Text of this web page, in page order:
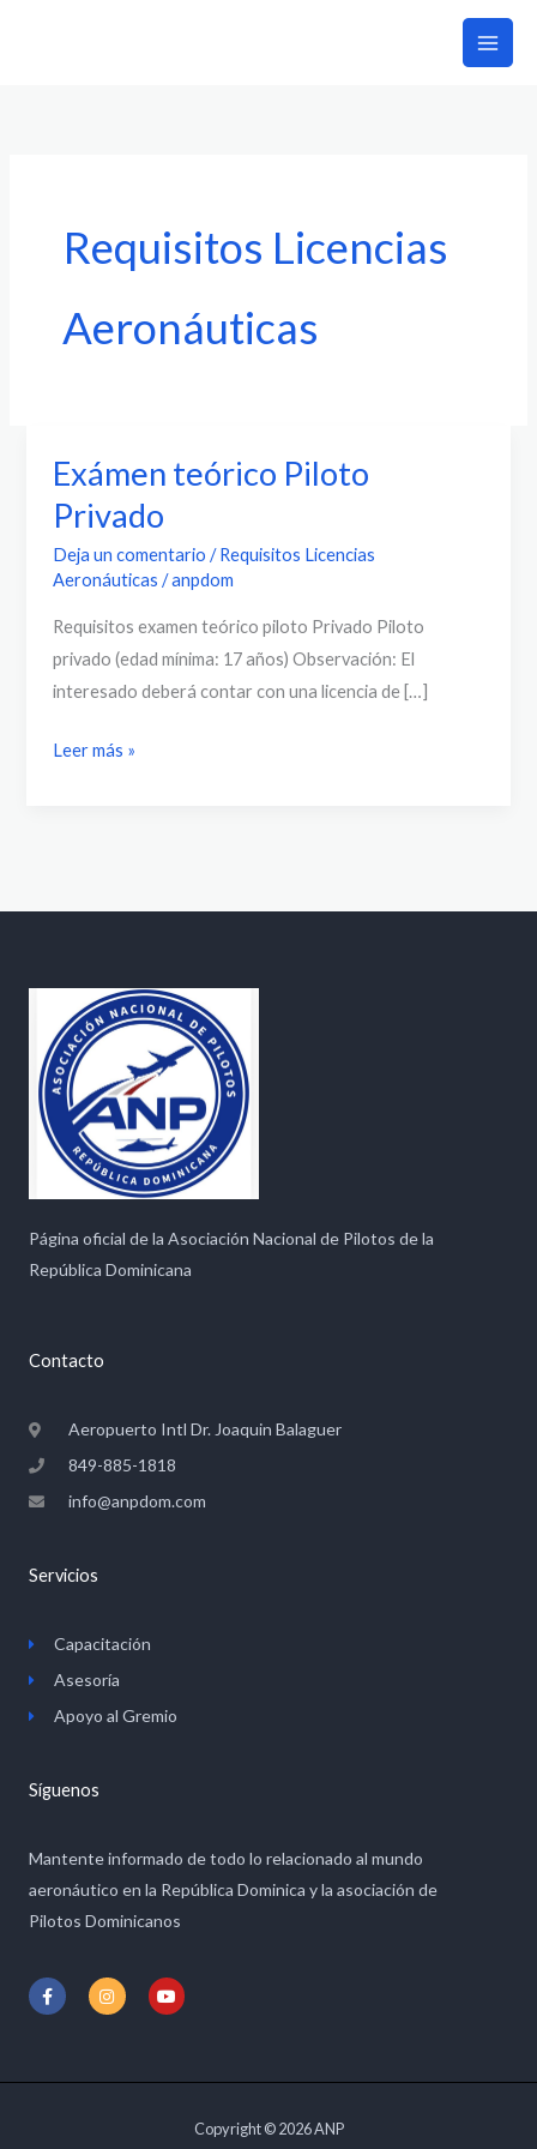
Requisitos Licencias
Aeronáuticas
Exámen teórico Piloto
Privado
Deja un comentario /Requisitos Licencias
Aeronáuticas /anpdom
Requisitos examen teórico piloto Privado Piloto
privado (edad mínima: 17 años) Observación: El
interesado deberá contar con una licencia de […]
Exámen
teórico
Piloto
Privado
Leer más »
Página oficial de la Asociación Nacional de Pilotos de la
República Dominicana
Contacto
Aeropuerto Intl Dr. Joaquin Balaguer
849-885-1818
info@anpdom.com
Servicios
Capacitación
Asesoría
Apoyo al Gremio
Síguenos
Mantente informado de todo lo relacionado al mundo
aeronáutico en la República Dominica y la asociación de
Pilotos Dominicanos
F
a
c
o
I
n
s
r
Y
o
u
e
Copyright © 2026 ANP